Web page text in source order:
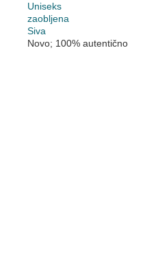
Uniseks
zaobljena
Siva
Novo; 100% autentično